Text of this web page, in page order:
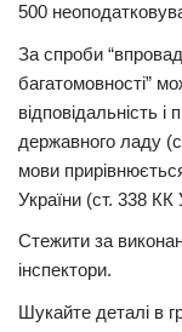
500
За спроби
багатомовності”
відповідальність
державного ладу
мови
України (ст. 338 КК
Стежити за
інспектори.
Шукайте деталі в